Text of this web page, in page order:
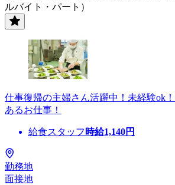
ルバイト・パート）
仕事復帰の主婦さん活躍中！未経験ok
あるお仕事！
給食スタッフ 時給1,140円
勤務地
面接地